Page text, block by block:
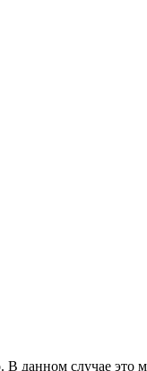
В данном случае